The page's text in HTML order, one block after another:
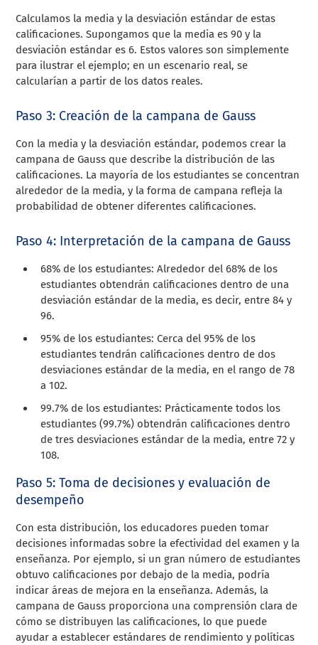
Calculamos la media y la desviación estándar de estas
calificaciones. Supongamos que la media es 90 y la
desviación estándar es 6. Estos valores son simplemente
para ilustrar el ejemplo; en un escenario real, se
calcularían a partir de los datos reales.
Paso 3: Creación de la campana de Gauss
Con la media y la desviación estándar, podemos crear la
campana de Gauss que describe la distribución de las
calificaciones. La mayoría de los estudiantes se concentran
alrededor de la media, y la forma de campana refleja la
probabilidad de obtener diferentes calificaciones.
Paso 4: Interpretación de la campana de Gauss
68% de los estudiantes: Alrededor del 68% de los
estudiantes obtendrán calificaciones dentro de una
desviación estándar de la media, es decir, entre 84 y
96.
95% de los estudiantes: Cerca del 95% de los
estudiantes tendrán calificaciones dentro de dos
desviaciones estándar de la media, en el rango de 78
a 102.
99.7% de los estudiantes: Prácticamente todos los
estudiantes (99.7%) obtendrán calificaciones dentro
de tres desviaciones estándar de la media, entre 72 y
108.
Paso 5: Toma de decisiones y evaluación de
desempeño
Con esta distribución, los educadores pueden tomar
decisiones informadas sobre la efectividad del examen y la
enseñanza. Por ejemplo, si un gran número de estudiantes
obtuvo calificaciones por debajo de la media, podría
indicar áreas de mejora en la enseñanza. Además, la
campana de Gauss proporciona una comprensión clara de
cómo se distribuyen las calificaciones, lo que puede
ayudar a establecer estándares de rendimiento y políticas